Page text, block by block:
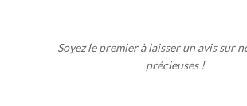
Soyez le premier à laisser un avis sur
précieuses !